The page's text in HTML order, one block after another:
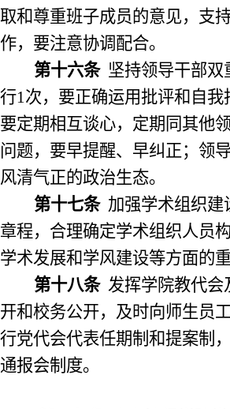
取和尊重班子成员的意见，支
作，要注意协调配合。
第十六条 坚持领导干部
行1次，要正确运用批评和自
要定期相互谈心，定期同其他
问题，要早提醒、早纠正；领
风清气正的政治生态。
第十七条 加强学术组织
章程，合理确定学术组织人员
学术发展和学风建设等方面的
第十八条 发挥学院教代会
开和校务公开，及时向师生员
行党代会代表任期制和提案制
通报会制度。